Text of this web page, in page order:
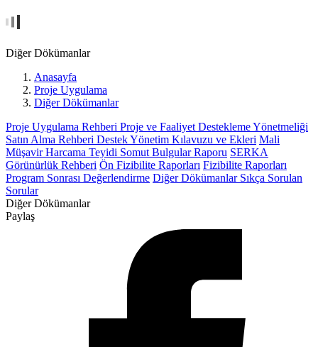
Diğer Dökümanlar
Anasayfa
Proje Uygulama
Diğer Dökümanlar
Proje Uygulama Rehberi Proje ve Faaliyet Destekleme Yönetmeliği
Satın Alma Rehberi Destek Yönetim Kılavuzu ve Ekleri Mali
Müşavir Harcama Teyidi Somut Bulgular Raporu SERKA
Görünürlük Rehberi Ön Fizibilite Raporları Fizibilite Raporları
Program Sonrası Değerlendirme Diğer Dökümanlar Sıkça Sorulan
Sorular
Diğer Dökümanlar
Paylaş